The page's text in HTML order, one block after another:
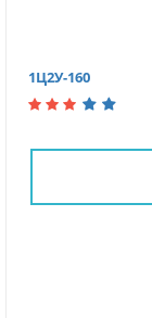
1Ц2У-160